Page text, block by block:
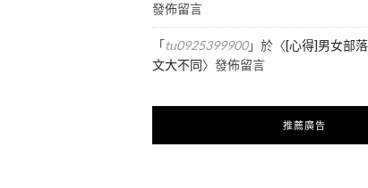
發佈留言
「tu0925399900」於〈[心得]男女部
文大不同〉發佈留言
推薦廣告